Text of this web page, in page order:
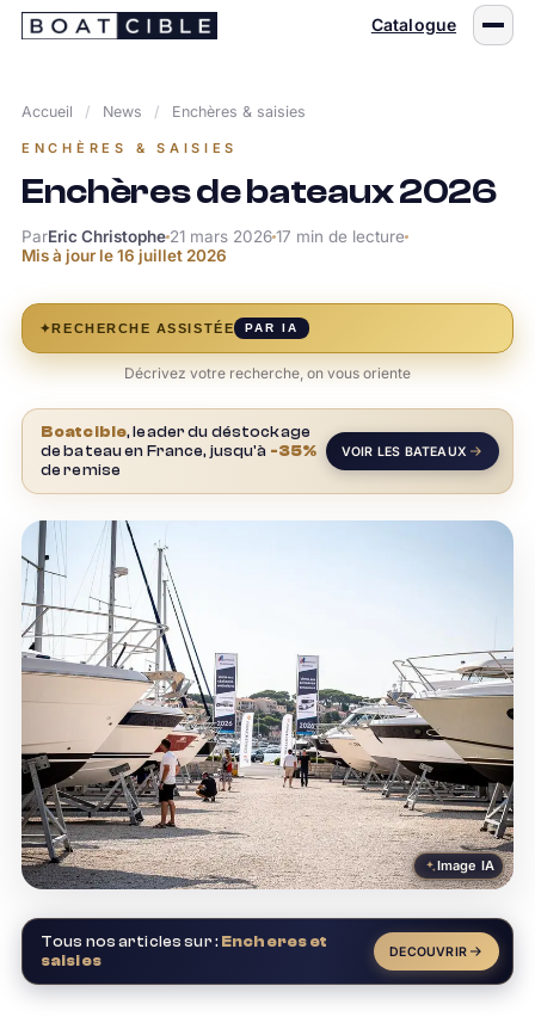
Passer
Catalogue
Accueil / News / Enchères & saisies
ENCHÈRES & SAISIES
Enchères de bateaux 2026
ParEric Christophe21 mars 202617 min de lecture
Mis à jour le16 juillet 2026
✦RECHERCHE ASSISTÉE PAR IA
Décrivez votre recherche, on vous oriente
Boatcible, leader du déstockage
de bateau en France, jusqu'à -35%
de remise
VOIR LES BATEAUX
Image IA
Tous nos articles sur : Encheres et
saisies
DECOUVRIR